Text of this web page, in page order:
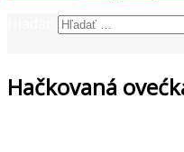
Hačkovaná